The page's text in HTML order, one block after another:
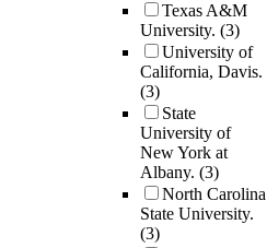
Texas A&M
University. (3)
University of
California, Davis.
(3)
State
University of
New York at
Albany. (3)
North Carolina
State University.
(3)